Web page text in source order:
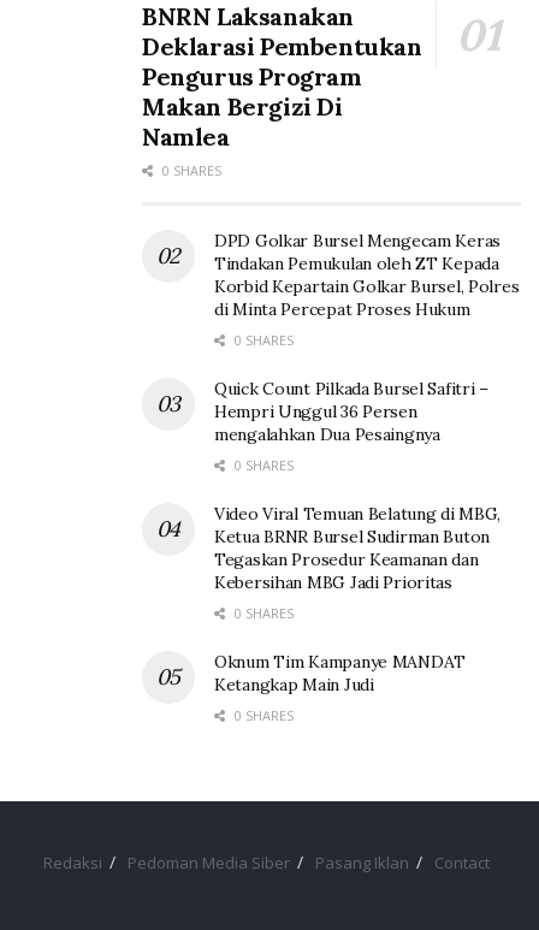
BNRN Laksanakan
Deklarasi Pembentukan
Pengurus Program
Makan Bergizi Di
Namlea
0 SHARES
DPD Golkar Bursel Mengecam Keras
Tindakan Pemukulan oleh ZT Kepada
Korbid Kepartain Golkar Bursel, Polres
di Minta Percepat Proses Hukum
0 SHARES
Quick Count Pilkada Bursel Safitri –
Hempri Unggul 36 Persen
mengalahkan Dua Pesaingnya
0 SHARES
Video Viral Temuan Belatung di MBG,
Ketua BRNR Bursel Sudirman Buton
Tegaskan Prosedur Keamanan dan
Kebersihan MBG Jadi Prioritas
0 SHARES
Oknum Tim Kampanye MANDAT
Ketangkap Main Judi
0 SHARES
Redaksi Pedoman Media Siber Pasang Iklan Contact